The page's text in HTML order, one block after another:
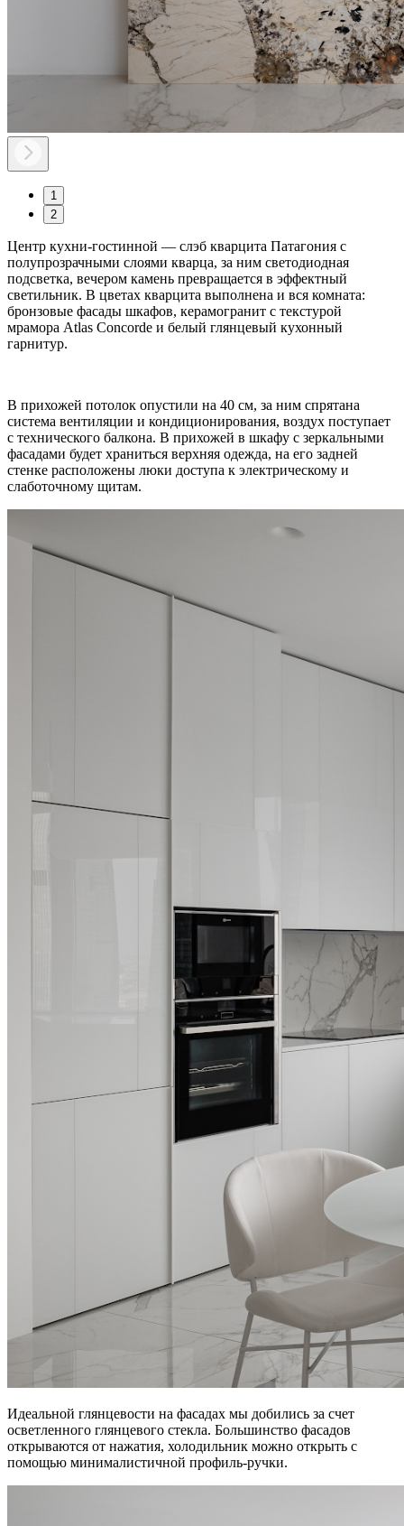
1
2
Центр кухни-гостинной — слэб кварцита Патагония с
полупрозрачными слоями кварца, за ним светодиодная
подсветка, вечером камень превращается в эффектный
светильник. В цветах кварцита выполнена и вся комната:
бронзовые фасады шкафов, керамогранит с текстурой
мрамора Atlas Concorde и белый глянцевый кухонный
гарнитур.
В прихожей потолок опустили на 40 см, за ним спрятана
система вентиляции и кондиционирования, воздух поступает
с технического балкона. В прихожей в шкафу с зеркальными
фасадами будет храниться верхняя одежда, на его задней
стенке расположены люки доступа к электрическому и
слаботочному щитам.
Идеальной глянцевости на фасадах мы добились за счет
осветленного глянцевого стекла. Большинство фасадов
открываются от нажатия, холодильник можно открыть с
помощью минималистичной профиль-ручки.